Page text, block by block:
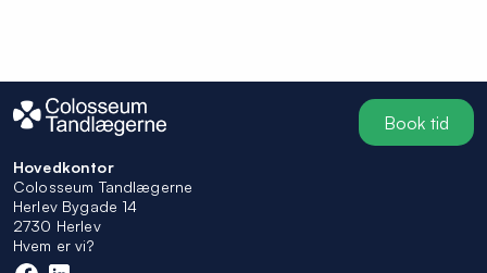
Book tid
Hovedkontor
Colosseum Tandlægerne
Herlev Bygade 14
2730 Herlev
Hvem er vi?